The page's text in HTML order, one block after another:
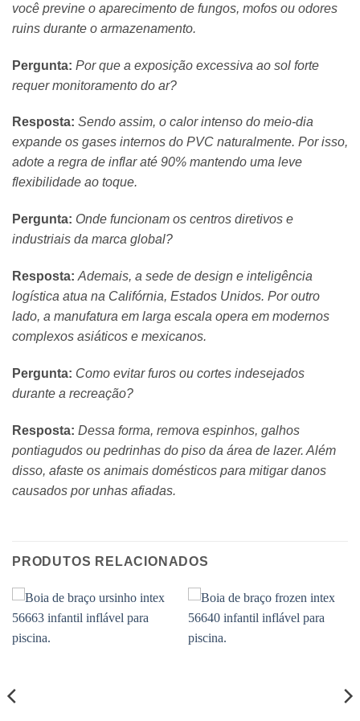
você previne o aparecimento de fungos, mofos ou odores
ruins durante o armazenamento.
Pergunta: Por que a exposição excessiva ao sol forte
requer monitoramento do ar?
Resposta: Sendo assim, o calor intenso do meio-dia
expande os gases internos do PVC naturalmente. Por isso,
adote a regra de inflar até 90% mantendo uma leve
flexibilidade ao toque.
Pergunta: Onde funcionam os centros diretivos e
industriais da marca global?
Resposta: Ademais, a sede de design e inteligência
logística atua na Califórnia, Estados Unidos. Por outro
lado, a manufatura em larga escala opera em modernos
complexos asiáticos e mexicanos.
Pergunta: Como evitar furos ou cortes indesejados
durante a recreação?
Resposta: Dessa forma, remova espinhos, galhos
pontiagudos ou pedrinhas do piso da área de lazer. Além
disso, afaste os animais domésticos para mitigar danos
causados por unhas afiadas.
PRODUTOS RELACIONADOS